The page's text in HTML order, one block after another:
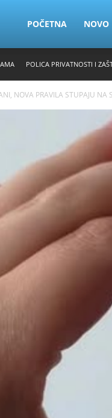
Zena
POČETNA NOVO
POLICA PRIVATNOSTI I
NOVA PRAVILA STUPAJU